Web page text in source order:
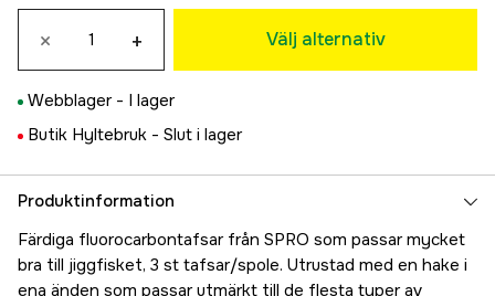
0,22 mm
59 kr
× + Välj alternativ
Webblager - I lager
Butik Hyltebruk - Slut i lager
Produktinformation
Färdiga fluorocarbontafsar från SPRO som passar mycket
bra till jiggfisket, 3 st tafsar/spole. Utrustad med en hake i
ena änden som passar utmärkt till de flesta typer av